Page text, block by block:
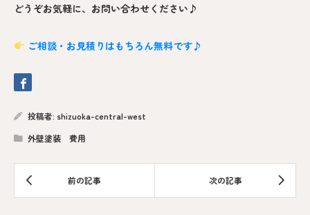
どうぞお気軽に、お問い合わせください♪
ご相談・お見積りはもちろん無料です♪
投稿者: shizuoka-central-west
外壁塗装 費用